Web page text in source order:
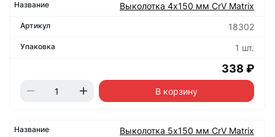
Выколотка 4х150 мм CrV Matrix
18302
1 шт.
338 ₽
В корзину
Выколотка 5х150 мм CrV Matrix